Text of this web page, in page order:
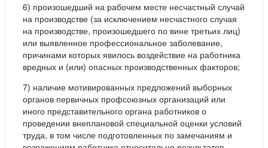
6) произошедший на рабочем месте несчастный случай
на производстве (за исключением несчастного случая
на производстве, произошедшего по вине третьих лиц)
или выявленное профессиональное заболевание,
причинами которых явилось воздействие на работника
вредных и (или) опасных производственных факторов;
7) наличие мотивированных предложений выборных
органов первичных профсоюзных организаций или
иного представительного органа работников о
проведении внеплановой специальной оценки условий
труда, в том числе подготовленных по замечаниям и